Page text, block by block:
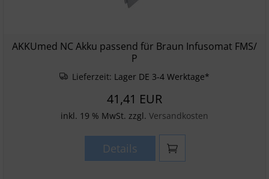
AKKUmed NC Akku passend für Braun Infusomat FMS/
P
Lieferzeit: Lager DE 3-4 Werktage*
41,41 EUR
inkl. 19 % MwSt. zzgl. Versandkosten
Details